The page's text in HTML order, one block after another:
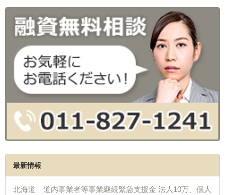
最新情報
北海道 道内事業者等事業継続緊急支援金 法人10万、個人